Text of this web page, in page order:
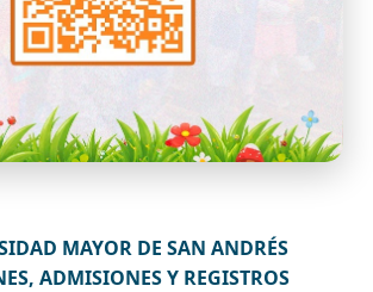
MAYOR DE SAN ANDRÉS
ADMISIONES Y REGISTROS